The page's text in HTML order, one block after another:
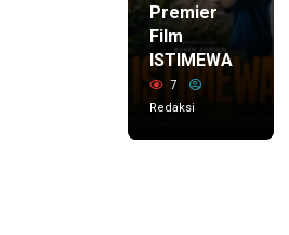
Premier
Film
ISTIMEWA
7
Redaksi